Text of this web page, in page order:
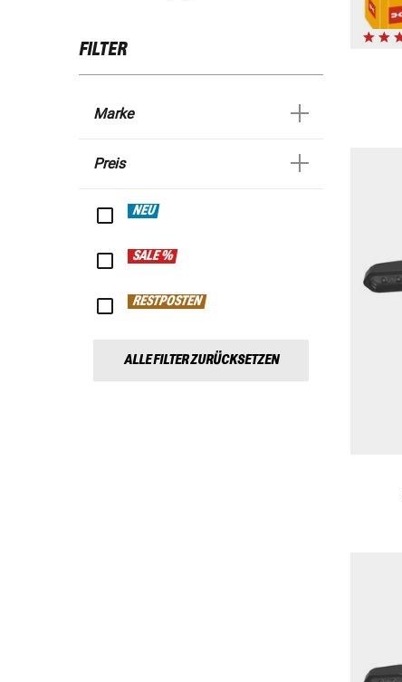
FILTER
Marke
Preis
NEU
SALE %
RESTPOSTEN
ALLE FILTER ZURÜCKSETZEN